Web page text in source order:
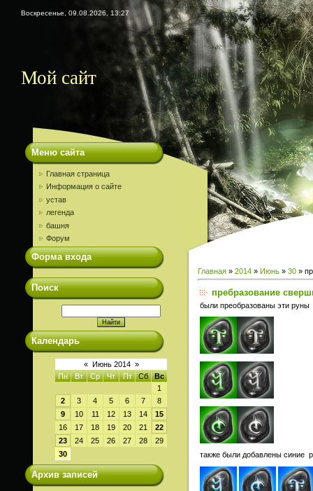
Воскресенье, 09.08.2026, 13:27
Мой сайт
Меню сайта
Главная страница
Информация о сайте
устав
легенда
башня
Форум
Форма входа
Поиск
Календарь
« Июнь 2014 »
Пн
Вт Ср Чт Пт Сб
Вс
1
2
3 4 5 6 7
8
9
10 11 12 13 14
15
16
17 18 19 20 21
22
23
24 25 26 27 28
29
30
Архив записей
Главная » 2014 » Июнь » 30 »
пребразование
были преобразованы эти
также были добавлены синие